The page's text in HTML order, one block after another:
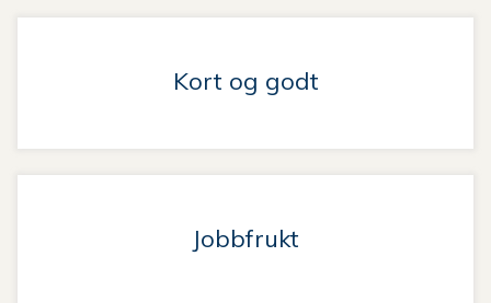
Kort og godt
Jobbfrukt